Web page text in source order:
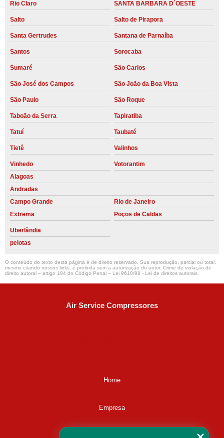
Rio Claro SANTA BARBARA D´OESTE
Salto Salto de Pirapora
Santa Gertrudes Santana de Parnaíba
Santos Sorocaba
Sumaré São Carlos
São José dos Campos São João da Boa Vista
São Paulo São Roque
Taboão da Serra Tapiratiba
Tatuí Taubaté
Tietê Valinhos
Vinhedo
Votorantim
Alagoas
Andradas
Campo Grande
Rio de Janeiro
Extrema
Poços de Caldas
Uberlândia
pelotas
O conteúdo do texto desta página é de direito reservado. Sua reprodução, parcial ou total,
mesmo citando nossos links, é proibida sem a autorização do autor. Crime de violação de
direito autoral – artigo 184 do Código Penal – Lei 9610/98 - Lei de direitos autorais.
Air Service Compressores
Home
Empresa